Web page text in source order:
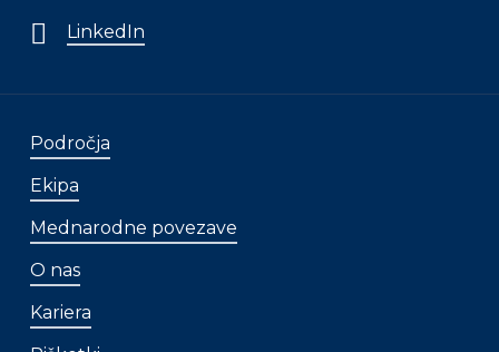
LinkedIn
Področja
Ekipa
Mednarodne povezave
O nas
Kariera